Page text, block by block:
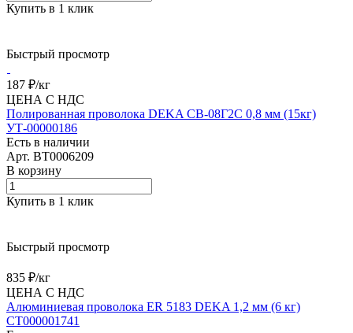
Купить в 1 клик
Быстрый просмотр
187 ₽/кг
ЦЕНА С НДС
Полированная проволока DEKA СВ-08Г2С 0,8 мм (15кг)
УТ-00000186
Есть в наличии
Арт. BT0006209
В корзину
Купить в 1 клик
Быстрый просмотр
835 ₽/кг
ЦЕНА С НДС
Алюминиевая проволока ER 5183 DEKA 1,2 мм (6 кг)
СТ000001741